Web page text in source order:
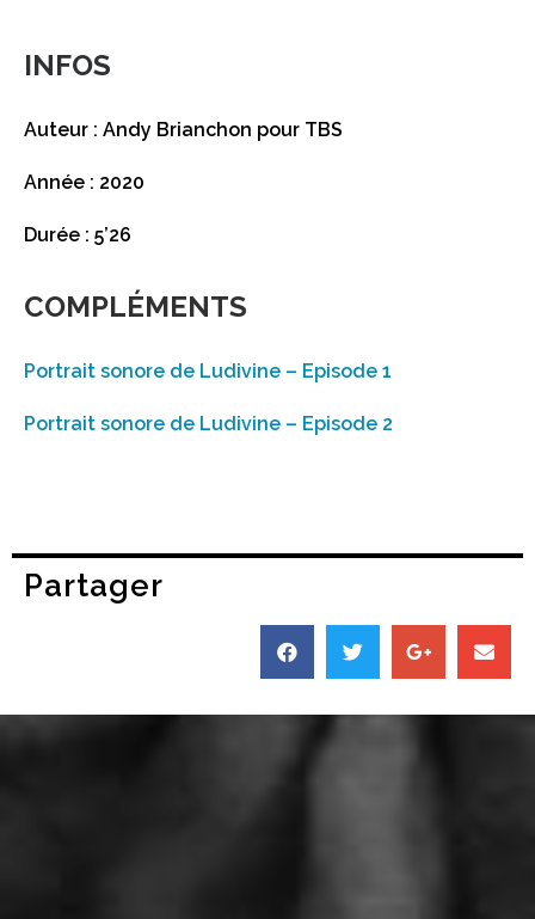
INFOS
Auteur : Andy Brianchon pour TBS
Année : 2020
Durée : 5’26
COMPLÉMENTS
Portrait sonore de Ludivine – Episode 1
Portrait sonore de Ludivine – Episode 2
Partager